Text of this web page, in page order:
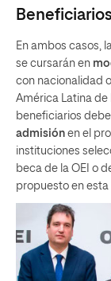
En ambos casos,
se cursarán en
con nacionalidad
América Latina de
beneficiarios
admisión en el
instituciones
beca de la OEI o
propuesto en